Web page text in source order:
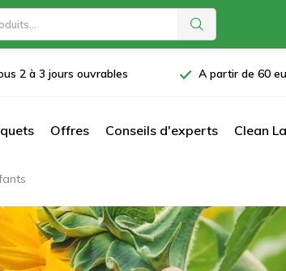
2 à 3 jours ouvrables A partir de 60
Offres Conseils d'experts Clean